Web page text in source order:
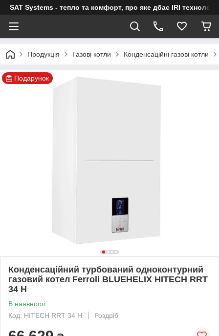
SAT Systems - тепло та комфорт, про яке дбає IRI технологія
Продукція Газові котли Конденсаційні газові котли
Подарунок
Конденсаційний турбований одноконтурний
газовий котел Ferroli BLUEHELIX HITECH RRT
34 Н
В наявності
Код: HITECH RRT 34 Н
Роздріб